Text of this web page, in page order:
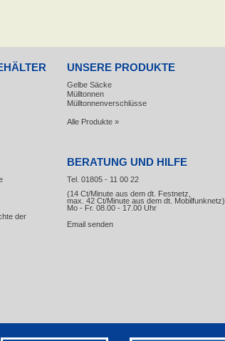
UNSERE PRODUKTE
Gelbe Säcke
Mülltonnen
Mülltonnenverschlüsse
Alle Produkte »
der
BERATUNG UND HILFE
Tel. 01805 - 11 00 22
(14 Ct/Minute aus dem dt. Festnetz,
max. 42 Ct/Minute aus dem dt. Mobilfunknetz)
Mo - Fr. 08.00 - 17.00 Uhr
Email senden